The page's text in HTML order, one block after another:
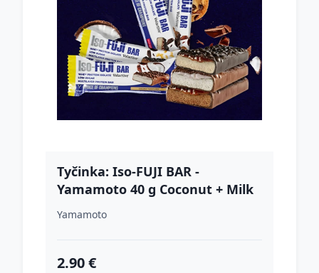
Tyčinka: Iso-FUJI BAR -
Yamamoto 40 g Coconut + Milk
Chocolate Coating
Yamamoto
2.90 €